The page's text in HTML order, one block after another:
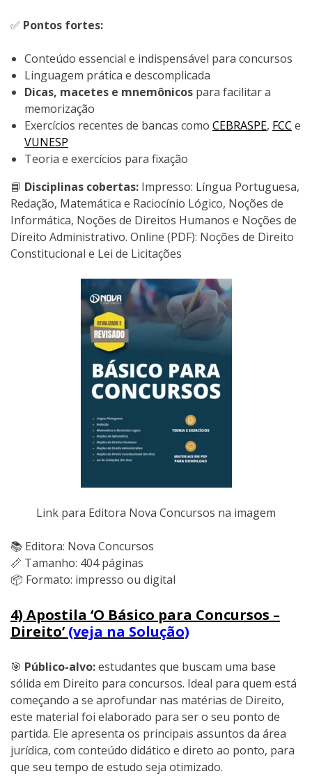
✅ Pontos fortes:
Conteúdo essencial e indispensável para concursos
Linguagem prática e descomplicada
Dicas, macetes e mnemônicos para facilitar a
memorização
Exercícios recentes de bancas como CEBRASPE, FCC e
VUNESP
Teoria e exercícios para fixação
📘 Disciplinas cobertas: Impresso: Língua Portuguesa,
Redação, Matemática e Raciocínio Lógico, Noções de
Informática, Noções de Direitos Humanos e Noções de
Direito Administrativo. Online (PDF): Noções de Direito
Constitucional e Lei de Licitações
Link para Editora Nova Concursos na imagem
📚 Editora: Nova Concursos
📏 Tamanho: 404 páginas
📦 Formato: impresso ou digital
4) Apostila ‘O Básico para Concursos –
Direito’ (veja na Solução)
🎯 Público-alvo:estudantes que buscam uma base
sólida em Direito para concursos. Ideal para quem está
começando a se aprofundar nas matérias de Direito,
este material foi elaborado para ser o seu ponto de
partida. Ele apresenta os principais assuntos da área
jurídica, com conteúdo didático e direto ao ponto, para
que seu tempo de estudo seja otimizado.